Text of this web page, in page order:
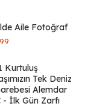
Aile Fotoğraf
Kurtuluş
Tek Deniz
Alemdar
- İlk Gün Zarfı